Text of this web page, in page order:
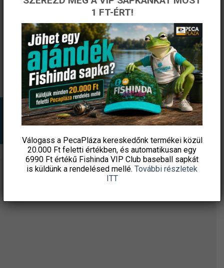
2 590Ft
Fishingoutlet
KOSÁRBA TESZEM
THE ONE NAGY LYUKÚ
FORGÓ No.11 10db
1 190 Ft
Fishingoutlet
KOSÁRBA TESZEM
ÉRTESÜLJ ELSŐKÉNT! IRATKOZZ FEL A
1 FT-ÉRT!
Válogass a PecaPláza kereskedőnk termékei közül
20.000 Ft feletti értékben, és automatikusan egy
6990 Ft értékű Fishinda VIP Club baseball sapkát
is küldünk a rendelésed mellé. További részletek
ITT